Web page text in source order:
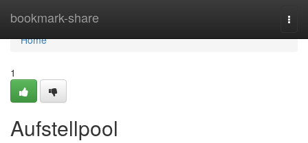
bookmark-share
Home
Home
1
Aufstellpool